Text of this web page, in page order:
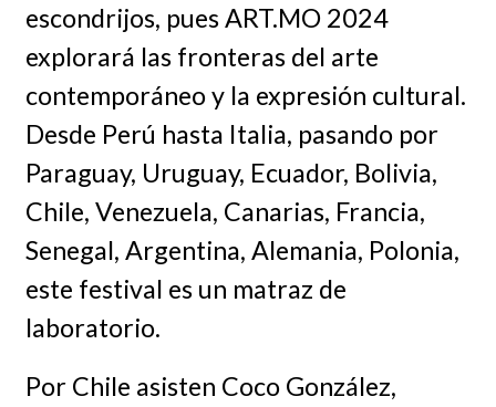
escondrijos, pues ART.MO 2024
explorará las fronteras del arte
contemporáneo y la expresión cultural.
Desde Perú hasta Italia, pasando por
Paraguay, Uruguay, Ecuador, Bolivia,
Chile, Venezuela, Canarias, Francia,
Senegal, Argentina, Alemania, Polonia,
este festival es un matraz de
laboratorio.
Por Chile asisten Coco González,